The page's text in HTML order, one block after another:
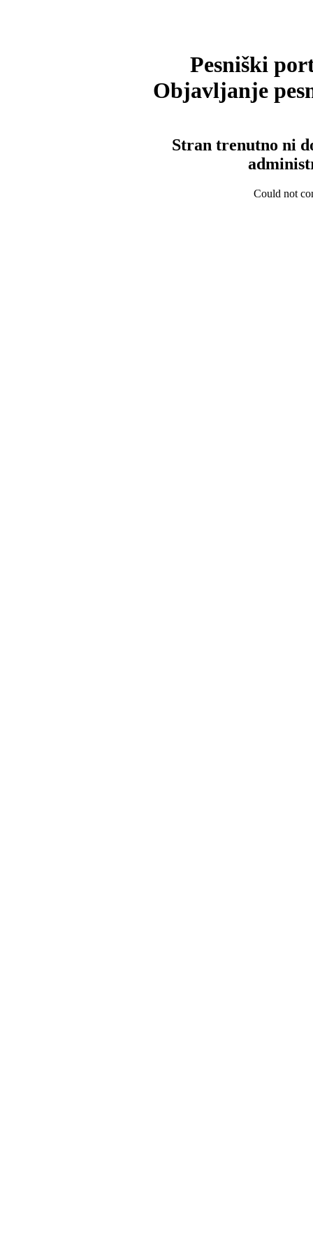
Pesniški
Objavljanje
Stran trenutno ni
Could not